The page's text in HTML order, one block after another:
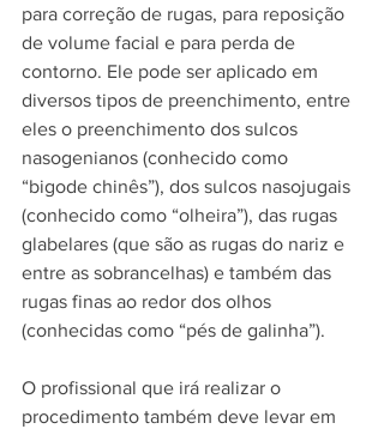
para correção de rugas, para reposição
de volume facial e para perda de
contorno. Ele pode ser aplicado em
diversos tipos de preenchimento, entre
eles o preenchimento dos sulcos
nasogenianos (conhecido como
“bigode chinês”), dos sulcos nasojugais
(conhecido como “olheira”), das rugas
glabelares (que são as rugas do nariz e
entre as sobrancelhas) e também das
rugas finas ao redor dos olhos
(conhecidas como “pés de galinha”).
O profissional que irá realizar o
procedimento também deve levar em